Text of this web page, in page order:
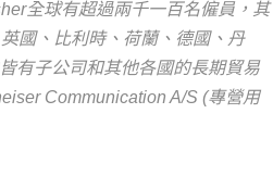
全球有超過兩千一百名僱員，其
國、比利時、荷蘭、德國、丹
有子公司和其他各國的長期貿易
Communication A/S (專營用